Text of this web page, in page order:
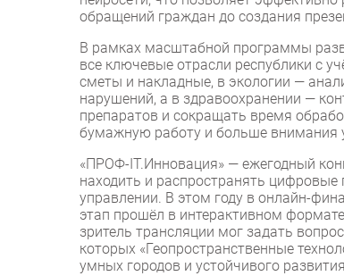
обращений граждан до создания
В рамках масштабной программы
все ключевые отрасли республики с
сметы и накладные, в экологии —
нарушений, а в здравоохранении —
препаратов и сокращать время
бумажную работу и больше внимания
«ПРОФ-IT.Инновация» — ежегодный
находить и распространять
управлении. В этом году в онлайн-
этап прошёл в интерактивном
зритель трансляции мог задать
которых «Ге­оп­рос­транс­твен­ные
ум­ных го­родов и ус­той­чи­вого